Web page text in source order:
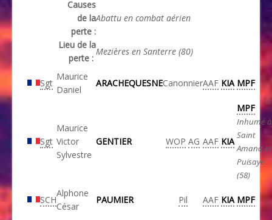
Causes
de la
perte :
Abattu en combat aérien
Lieu de la
perte :
Mezières en Santerre (80)
Sgt
Maurice
Daniel
ARACHEQUESNECanonnierAAF KIA MPF
Sgt
Maurice
Victor
Sylvestre
GENTIER WOP AG AAF KIA
MPF
Inhumé à
Saint
Amand
Puisaye
(58)
SCH
Alphone
César
PAUMIER Pil AAF KIA MPF